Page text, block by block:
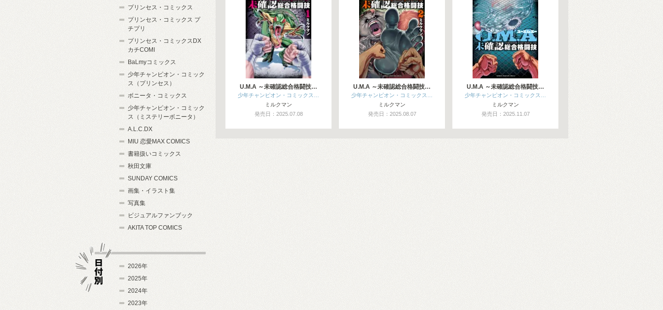
U.M.A ～未確認総合格闘技…
少年チャンピオン・コミックス…
ミルクマン
発売日：2025.07.08
U.M.A ～未確認総合格闘技…
少年チャンピオン・コミックス…
ミルクマン
発売日：2025.08.07
U.M.A ～未確認総合格闘技…
少年チャンピオン・コミックス…
ミルクマン
発売日：2025.11.07
プリンセス・コミックス
プリンセス・コミックス プ
チプリ
プリンセス・コミックスDX
カチCOMI
BaLmyコミックス
少年チャンピオン・コミック
ス（プリンセス）
ボニータ・コミックス
少年チャンピオン・コミック
ス（ミステリーボニータ）
A.L.C.DX
MIU 恋愛MAX COMICS
書籍扱いコミックス
秋田文庫
SUNDAY COMICS
画集・イラスト集
写真集
ビジュアルファンブック
AKITA TOP COMICS
2026年
2025年
2024年
2023年